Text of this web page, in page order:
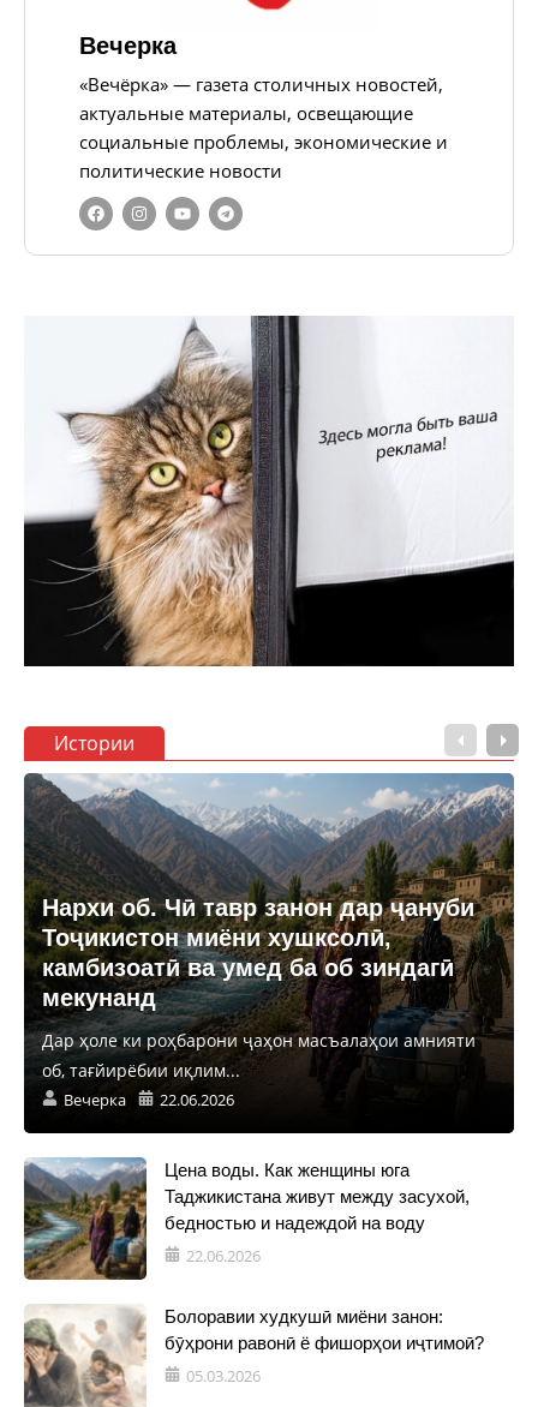
Вечерка
«Вечёрка» — газета столичных новостей,
актуальные материалы, освещающие
социальные проблемы, экономические и
политические новости
Истории
Нархи об. Чӣ тавр занон дар ҷануби
Тоҷикистон миёни хушксолӣ,
камбизоатӣ ва умед ба об зиндагӣ
мекунанд
Дар ҳоле ки роҳбарони ҷаҳон масъалаҳои амнияти
об, тағйирёбии иқлим...
Вечерка 22.06.2026
Цена воды. Как женщины юга
Таджикистана живут между засухой,
бедностью и надеждой на воду
22.06.2026
Болоравии худкушӣ миёни занон:
бӯҳрони равонӣ ё фишорҳои иҷтимоӣ?
05.03.2026